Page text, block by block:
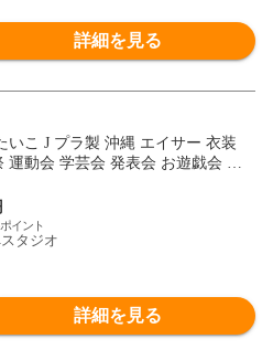
詳細を見る
いこ J プラ製 沖縄 エイサー 衣装
運動会 学芸会 発表会 お遊戯会 ダ
操 踊り 鳴り物 楽器 幼児 子供 キッ
生 おもちゃ 民謡 琉球 室内
タジオ
詳細を見る